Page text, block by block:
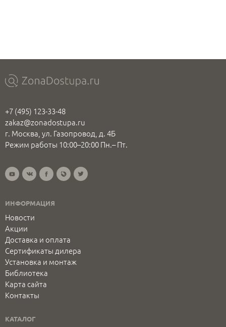
+7 (495) 123-33-48
zakaz@zonadostupa.ru
г. Москва, ул. Газопровод, д. 4Б
Режим работы 10:00–20:00 Пн.– Пт.
ИНФОРМАЦИЯ
Новости
Акции
Доставка и оплата
Сертификаты дилера
Установка и монтаж
Библиотека
Карта сайта
Контакты
КАТАЛОГ